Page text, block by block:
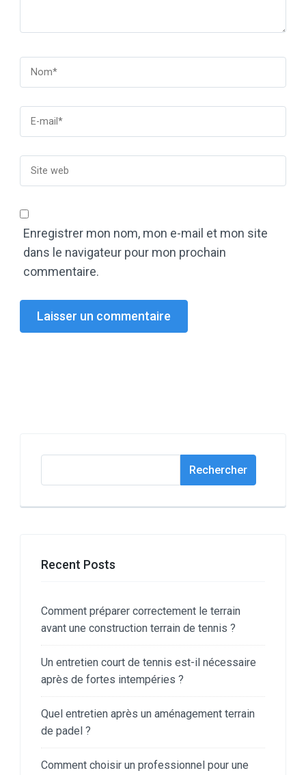
Enregistrer mon nom, mon e-mail et mon site
dans le navigateur pour mon prochain
commentaire.
Rechercher
Recent Posts
Comment préparer correctement le terrain
avant une construction terrain de tennis ?
Un entretien court de tennis est-il nécessaire
après de fortes intempéries ?
Quel entretien après un aménagement terrain
de padel ?
Comment choisir un professionnel pour une